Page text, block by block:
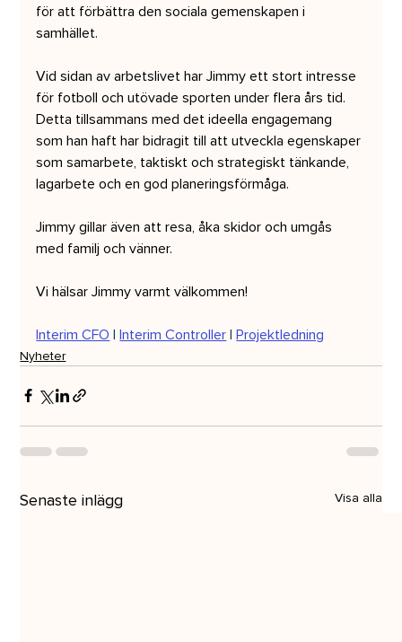
för att förbättra den sociala gemenskapen i
samhället.
Vid sidan av arbetslivet har Jimmy ett stort intresse
för fotboll och utövade sporten under flera års tid.
Detta tillsammans med det ideella engagemang
som han haft har bidragit till att utveckla egenskaper
som samarbete, taktiskt och strategiskt tänkande,
lagarbete och en god planeringsförmåga.
Jimmy gillar även att resa, åka skidor och umgås
med familj och vänner.
Vi hälsar Jimmy varmt välkommen!
Interim CFO | Interim Controller | Projektledning
Nyheter
Senaste inlägg Visa alla